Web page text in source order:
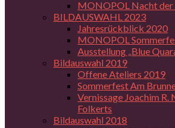
MONOPOL Nacht der
BILDAUSWAHL 2023
Jahresrückblick 2020
MONOPOL
Ausstellung „Blue
Bildauswahl 2019
Offene Ateliers 2019
Sommerfest Am
Vernissage Joachim R.
Folkerts
Bildauswahl 2018